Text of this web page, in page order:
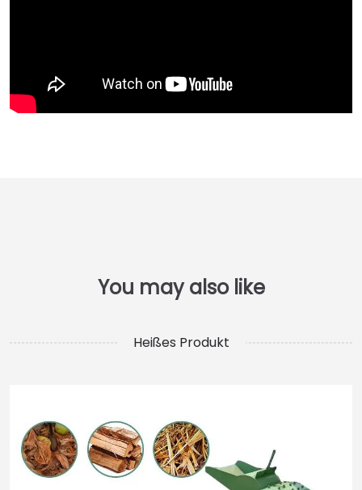
Heißes Produkt